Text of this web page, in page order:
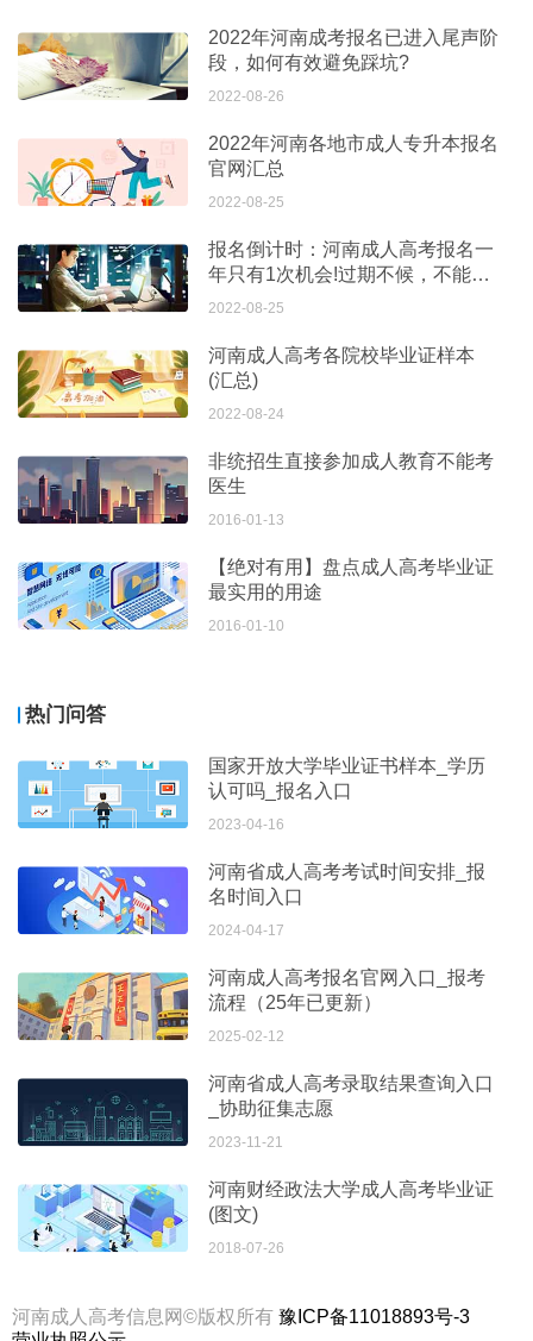
2022年河南成考报名已进入尾声阶
段，如何有效避免踩坑?
2022-08-26
2022年河南各地市成人专升本报名
官网汇总
2022-08-25
报名倒计时：河南成人高考报名一
年只有1次机会!过期不候，不能补
考!
2022-08-25
河南成人高考各院校毕业证样本
(汇总)
2022-08-24
非统招生直接参加成人教育不能考
医生
2016-01-13
【绝对有用】盘点成人高考毕业证
最实用的用途
2016-01-10
热门问答
国家开放大学毕业证书样本_学历
认可吗_报名入口
2023-04-16
河南省成人高考考试时间安排_报
名时间入口
2024-04-17
河南成人高考报名官网入口_报考
流程（25年已更新）
2025-02-12
河南省成人高考录取结果查询入口
_协助征集志愿
2023-11-21
河南财经政法大学成人高考毕业证
(图文)
2018-07-26
河南成人高考信息网©版权所有 豫ICP备11018893号-3